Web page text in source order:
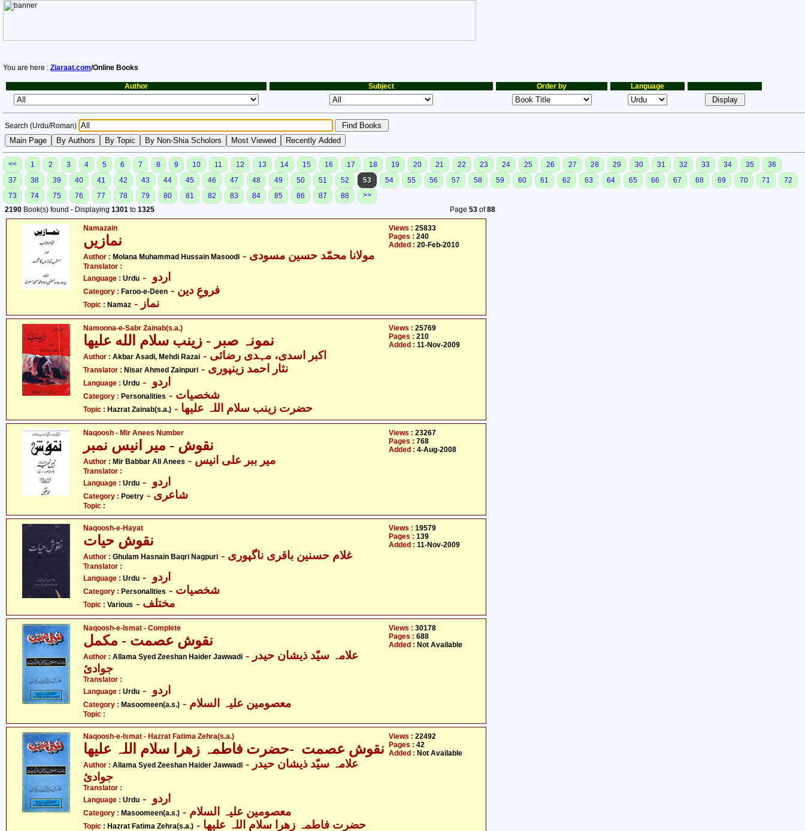
You are here : Ziaraat.com/Online Books
Author Subject Order by Language
Search (Urdu/Roman)
<< 1 2 3 4 5 6 7 8 9 10 11 12 13 14 15 16 17 18 19 20 21 22 23 24 25 26 27 28 29 30 31 32 33 34 35
36
37
38 39 40 41 42 43 44 45 46 47 48 49 50 51 52 53 54 55 56 57 58 59 60 61 62 63 64 65 66 67 68 69 70 71
72
73
74 75 76 77 78 79 80 81 82 83 84 85 86 87 88
>>
2190 Book(s) found - Displaying 1301 to 1325 Page 53of88
Namazain
Author : Molana Muhammad Hussain Masoodi - مولانا محمّد حسین مسودی
Translator :
Language : Urdu
Category : Faroo-e-Deen - فروعِ دین
Topic : Namaz
Views : 25833
Pages : 240
Added : 20-Feb-2010
Namoona-e-Sabr Zainab(s.a.)
Author : Akbar Asadi, Mehdi Razai - اکبر اسدی، مہدی رضائی
Translator : Nisar Ahmed Zainpuri - نثار احمد زینپوری
Language : Urdu
Category : Personalities - شخصیات
Topic : Hazrat Zainab(s.a.) - حضرت زینب سلام اللہ علیھا
Views : 25769
Pages : 210
Added : 11-Nov-2009
Naqoosh - Mir Anees Number
نقوش - میر انیس نمبر
Author : Mir Babbar Ali Anees - میر ببر علی انیس
Translator :
Language : Urdu
Category : Poetry - شاعری
Topic :
Views : 23267
Pages : 768
Added : 4-Aug-2008
Naqoosh-e-Hayat
Author : Ghulam Hasnain Baqri Nagpuri - غلام حسنین باقری ناگپوری
Translator :
Language : Urdu
Category : Personalities - شخصیات
Topic : Various - مختلف
Views : 19579
Pages : 139
Added : 11-Nov-2009
Naqoosh-e-Ismat - Complete
نقوش عصمت - مکمل
Author : Allama Syed Zeeshan Haider Jawwadi - علامہ سیّد ذیشان حیدر
جوادئ
Translator :
Language : Urdu
Category : Masoomeen(a.s.)
Topic :
Views : 30178
Pages : 688
Added : Not Available
Naqoosh-e-Ismat - Hazrat Fatima Zehra(s.a.)
نقوش عصمت -حضرت فاطمہ زھرا سلام اللہ علیھا
Author : Allama Syed Zeeshan Haider Jawwadi - علامہ سیّد ذیشان حیدر
جوادئ
Translator :
Language : Urdu
Category : Masoomeen(a.s.)
Topic : Hazrat Fatima Zehra(s.a.) - حضرت فاطمہ زھرا سلام اللہ علیھا
Views : 22492
Pages : 42
Added : Not Available